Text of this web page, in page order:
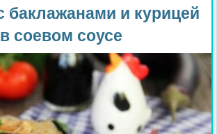
баклажанами и курицей
в соевом соусе